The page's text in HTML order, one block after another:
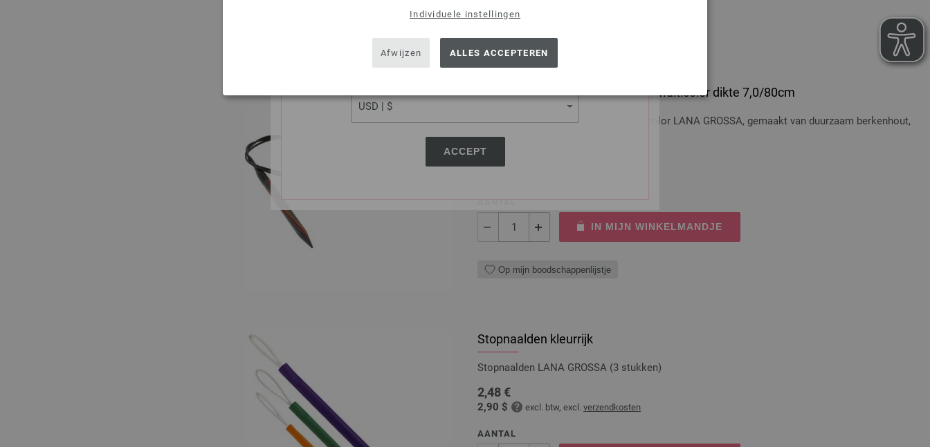
SHIPPING TO
USA - The United States of America
ACCEPT
Individuele instellingen
Afwijzen ALLES ACCEPTEREN
Rondbreinaalden Designer Hout Multicolor dikte 7,0/80cm
Rondbreinaalden designer hout Multicolor LANA GROSSA, gemaakt van duurzaam berkenhout,
pendikte 7,0 lengte 80cm
AANTAL
IN MIJN WINKELMANDJE
Op mijn boodschappenlijstje
Stopnaalden kleurrijk
Stopnaalden LANA GROSSA (3 stukken)
2,48 €
2,90 $ excl. btw, excl. verzendkosten
AANTAL